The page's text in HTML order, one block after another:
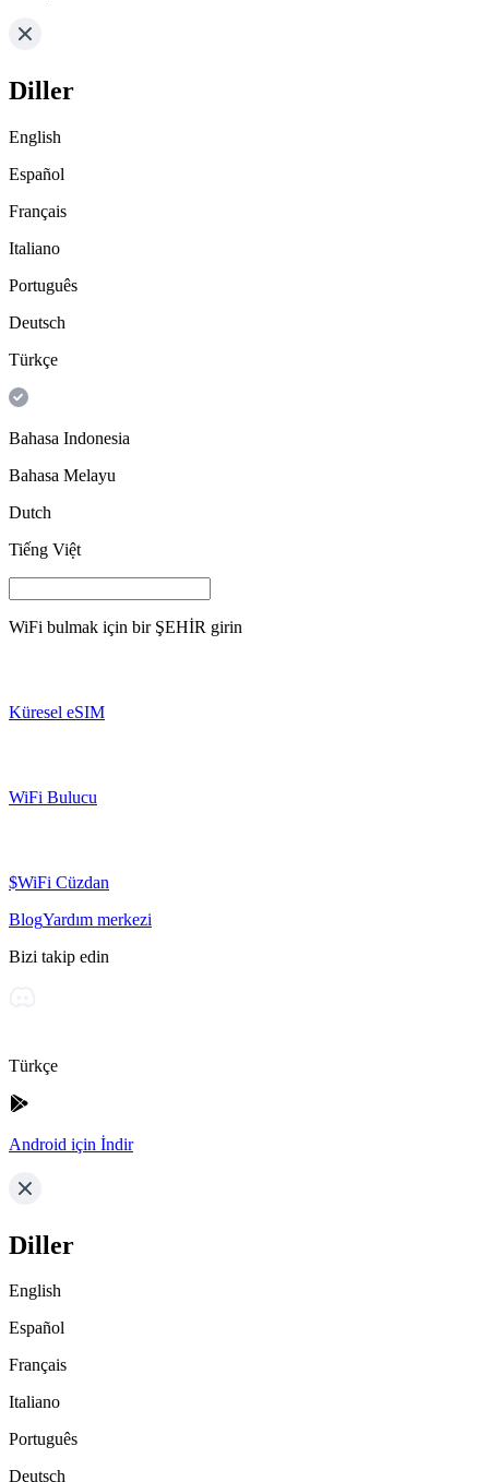
Diller
English
Español
Français
Italiano
Português
Deutsch
Türkçe
Bahasa Indonesia
Bahasa Melayu
Dutch
Tiếng Việt
WiFi bulmak için bir ŞEHİR girin
Küresel eSIM
WiFi Bulucu
$WiFi Cüzdan
BlogYardım merkezi
Bizi takip edin
Türkçe
Android için İndir
Diller
English
Español
Français
Italiano
Português
Deutsch